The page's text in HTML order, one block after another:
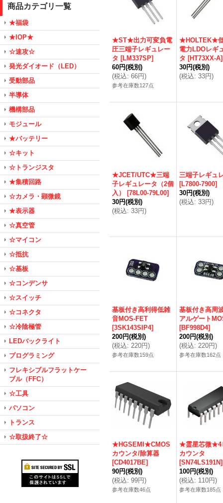
商品カテゴリ一覧
★福袋
★IOP★
☆速攻☆
発光ダイオード（LED）
受動部品
半導体
機構部品
モジュール
★バッテリー
☆キット
☆トランジスタ
★集積回路
☆カメラ・顕微鏡
★表示器
☆真空管
☆マイコン
☆抵抗
☆基板
☆コンデンサ
☆スイッチ
☆コネクタ
☆冷陰極管
LEDバックライト
プログラミング
フレキシブルフラットケー
ブル（FFC）
☆工具
パソコン
トランス
☆取扱終了☆
★ST★出力可変負電
圧三端子レギュレー
タ [LM337SP]
60円(税別)
(税込: 66円)
参考在庫数127点
★HOLTEK★
電力LDOレギ
タ [HT73XX-A]
30円(税別)
(税込: 33円)
★JCET/UTC★三端
子レギュレータ（2個
入）
[78L00-79L00]
30円(税別)
(税込: 33円)
三端子レギュ
[L7800-7900]
30円(税別)
(税込: 33円)
基板付き高利得低雑
音MOS-FET
[3SK143SIP4]
200円(税別)
(税込: 220円)
参考在庫数159点
基板付き高周
アルゲート
[BF998D4]
200円(税別)
(税込: 220円)
参考在庫数162点
★HGSEMI★CMOS
カウンタ/除算器
[CD4017BE]
90円(税別)
(税込: 99円)
参考在庫数46点
★霊星芯微★4
カウンタ
[SN74LS191N]
100円(税別)
(税込: 110円)
参考在庫数185点